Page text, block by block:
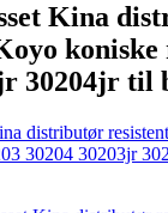
Kina
koniske
30204jr til